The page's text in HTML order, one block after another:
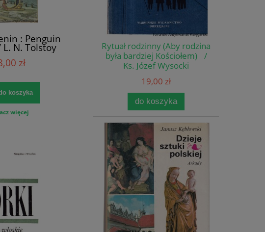
: Penguin
N. Tolstoy
zł
koszyka
więcej
Rytuał rodzinny (Aby rodzina
była bardziej Kościołem) /
Ks. Józef Wysocki
19,00 zł
do koszyka